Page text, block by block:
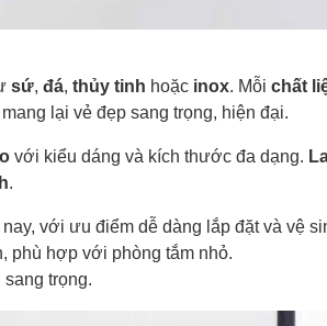
sứ, đá, thủy tinh hoặc inox. Mỗi chất
lại vẻ đẹp sang trọng, hiện đại.
với kiểu dáng và kích thước đa dạng.
.
với ưu điểm dễ dàng lắp đặt và vệ
phù hợp với phòng tắm nhỏ.
trọng.